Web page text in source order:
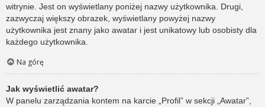
witrynie. Jest on wyświetlany poniżej nazwy użytkownika. Drugi,
zazwyczaj większy obrazek, wyświetlany powyżej nazwy
użytkownika jest znany jako awatar i jest unikatowy lub osobisty dla
każdego użytkownika.
Na górę
Jak wyświetlić awatar?
W panelu zarządzania kontem na karcie „Profil” w sekcji „Awatar”,